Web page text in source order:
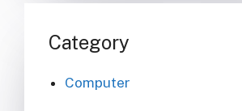
Category
Computer